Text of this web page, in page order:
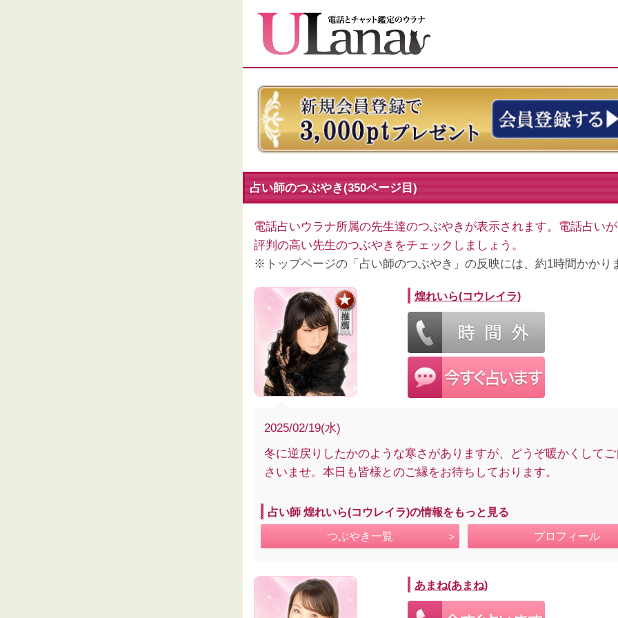
占い師のつぶやき(350ページ目)
電話占いウラナ所属の先生達のつぶやきが表示されます。電話占い
評判の高い先生のつぶやきをチェックしましょう。
※トップページの「占い師のつぶやき」の反映には、約1時間かかり
煌れいら(コウレイラ)
2025/02/19(水)
冬に逆戻りしたかのような寒さがありますが、どうぞ暖かくして
さいませ。本日も皆様とのご縁をお待ちしております。
占い師 煌れいら(コウレイラ)の情報をもっと見る
つぶやき一覧 プロフィール
あまね(あまね)